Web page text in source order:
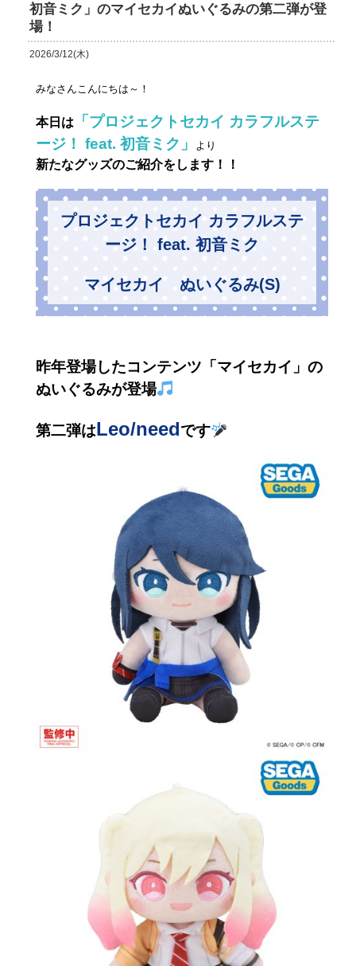
初音ミク」のマイセカイぬいぐるみの第二弾が登
場！
2026/3/12(木)
みなさんこんにちは～！
本日は 「プロジェクトセカイ カラフルステ
ージ！ feat. 初音ミク」
より
新たなグッズのご紹介をします！！
プロジェクトセカイ カラフルステ
ージ！ feat. 初音ミク
マイセカイ ぬいぐるみ(S)
昨年登場したコンテンツ「マイセカイ」の
ぬいぐるみが登場
第二弾はLeo/needです